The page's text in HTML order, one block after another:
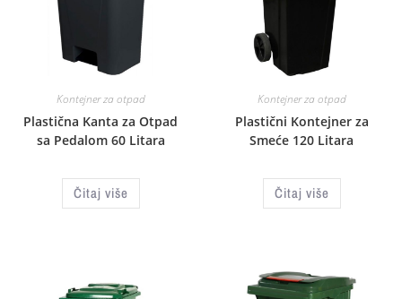
Kontejner za otpad
Plastična Kanta za Otpad
sa Pedalom 60 Litara
Čitaj više
Kontejner za otpad
Plastični Kontejner za
Smeće 120 Litara
Čitaj više